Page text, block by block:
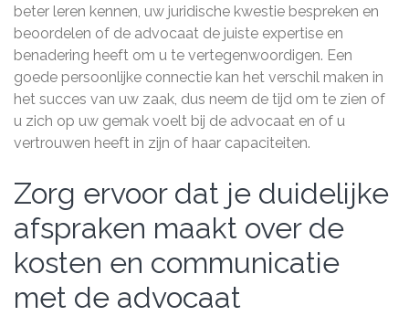
beter leren kennen, uw juridische kwestie bespreken en
beoordelen of de advocaat de juiste expertise en
benadering heeft om u te vertegenwoordigen. Een
goede persoonlijke connectie kan het verschil maken in
het succes van uw zaak, dus neem de tijd om te zien of
u zich op uw gemak voelt bij de advocaat en of u
vertrouwen heeft in zijn of haar capaciteiten.
Zorg ervoor dat je duidelijke
afspraken maakt over de
kosten en communicatie
met de advocaat